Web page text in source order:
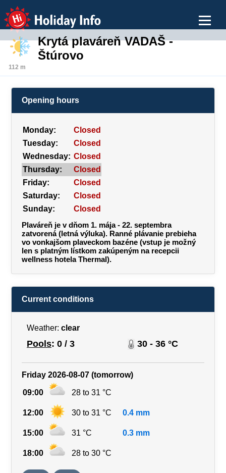
Holiday Info
Krytá plaváreň VADAŠ -
Štúrovo
112 m
Opening hours
Monday:
Closed
Tuesday:
Closed
Wednesday: Closed
Thursday:
Closed
Friday:
Closed
Saturday:
Closed
Sunday:
Closed
Plaváreň je v dňom 1. mája - 22. septembra
zatvorená (letná výluka). Ranné plávanie prebieha
vo vonkajšom plaveckom bazéne (vstup je možný
len s platným lístkom zakúpeným na recepcii
wellness hotela Thermal).
Current conditions
Weather: clear
Pools: 0 / 3 30 - 36 °C
Friday 2026-08-07 (tomorrow)
09:00 28 to 31 °C
12:00 30 to 31 °C 0.4 mm
15:00 31 °C 0.3 mm
18:00 28 to 30 °C